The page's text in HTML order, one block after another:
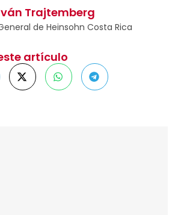
Trajtemberg
de Heinsohn Costa Rica
artículo